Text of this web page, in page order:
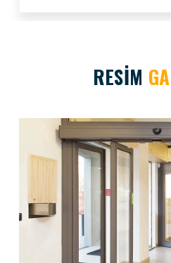
RESİM